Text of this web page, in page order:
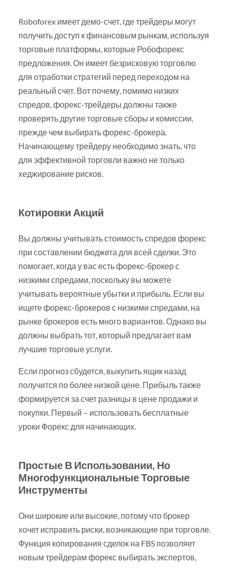
Roboforex имеет демо-счет, где трейдеры могут
получить доступ к финансовым рынкам, используя
торговые платформы, которые Робофорекс
предложения. Он имеет безрисковую торговлю
для отработки стратегий перед переходом на
реальный счет. Вот почему, помимо низких
спредов, форекс-трейдеры должны также
проверять другие торговые сборы и комиссии,
прежде чем выбирать форекс-брокера.
Начинающему трейдеру необходимо знать, что
для эффективной торговли важно не только
хеджирование рисков.
Котировки Акций
Вы должны учитывать стоимость спредов форекс
при составлении бюджета для всей сделки. Это
помогает, когда у вас есть форекс-брокер с
низкими спредами, поскольку вы можете
учитывать вероятные убытки и прибыль. Если вы
ищете форекс-брокеров с низкими спредами, на
рынке брокеров есть много вариантов. Однако вы
должны выбрать тот, который предлагает вам
лучшие торговые услуги.
Если прогноз сбудется, выкупить ящик назад
получится по более низкой цене. Прибыль также
формируется за счет разницы в цене продажи и
покупки. Первый – использовать бесплатные
уроки Форекс для начинающих.
Простые В Использовании, Но
Многофункциональные Торговые
Инструменты
Они широкие или высокие, потому что брокер
хочет исправить риски, возникающие при торговле.
Функция копирования сделок на FBS позволяет
новым трейдерам форекс выбирать экспертов,